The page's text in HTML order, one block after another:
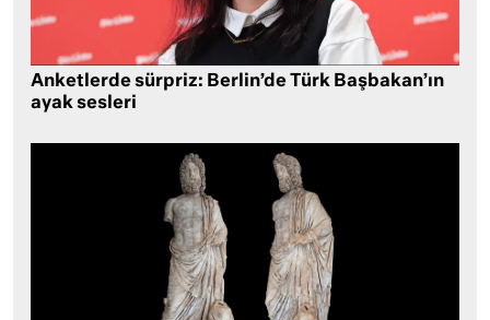
Anketlerde sürpriz: Berlin’de Türk Başbakan’ın
ayak sesleri